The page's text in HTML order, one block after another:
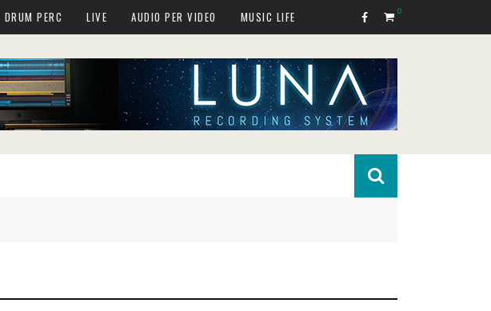
DRUM PERC LIVE AUDIO PER VIDEO MUSIC LIFE 0